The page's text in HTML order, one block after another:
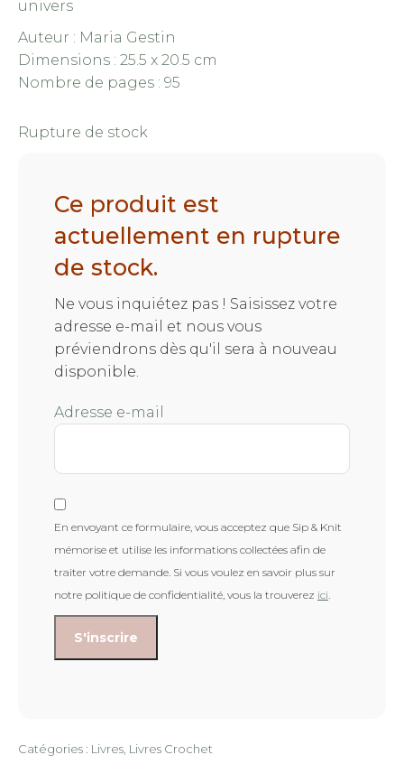
univers
Auteur : Maria Gestin
Dimensions : 25.5 x 20.5 cm
Nombre de pages : 95
Rupture de stock
Ce produit est
actuellement en rupture
de stock.
Ne vous inquiétez pas ! Saisissez votre
adresse e-mail et nous vous
préviendrons dès qu'il sera à nouveau
disponible.
Adresse e-mail
En envoyant ce formulaire, vous acceptez que Sip & Knit
mémorise et utilise les informations collectées afin de
traiter votre demande. Si vous voulez en savoir plus sur
notre politique de confidentialité, vous la trouverez ici.
Catégories : Livres, Livres Crochet